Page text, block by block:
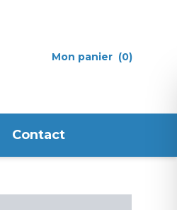
Mon panier (0)
Contact